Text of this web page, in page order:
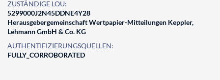
ZUSTÄNDIGE LOU:
5299000J2N45DDNE4Y28
Herausgebergemeinschaft Wertpapier-Mitteilungen Keppler,
Lehmann GmbH & Co. KG
AUTHENTIFIZIERUNGSQUELLEN:
FULLY_CORROBORATED